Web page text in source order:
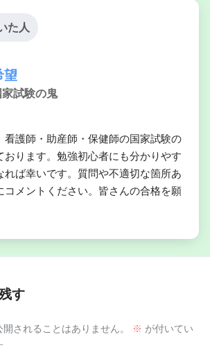
た人
望
家試験の鬼
看護師・助産師・保健師の国家試験の
おります。勉強初心者にも分かりやす
れば幸いです。質問や不適切な箇所あ
コメントください。皆さんの合格を願
す
されることはありません。 ※ が付いてい